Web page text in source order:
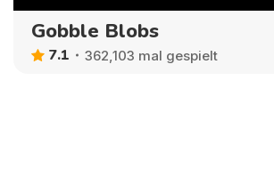
Gobble Blobs
7.1 362,103 mal gespielt